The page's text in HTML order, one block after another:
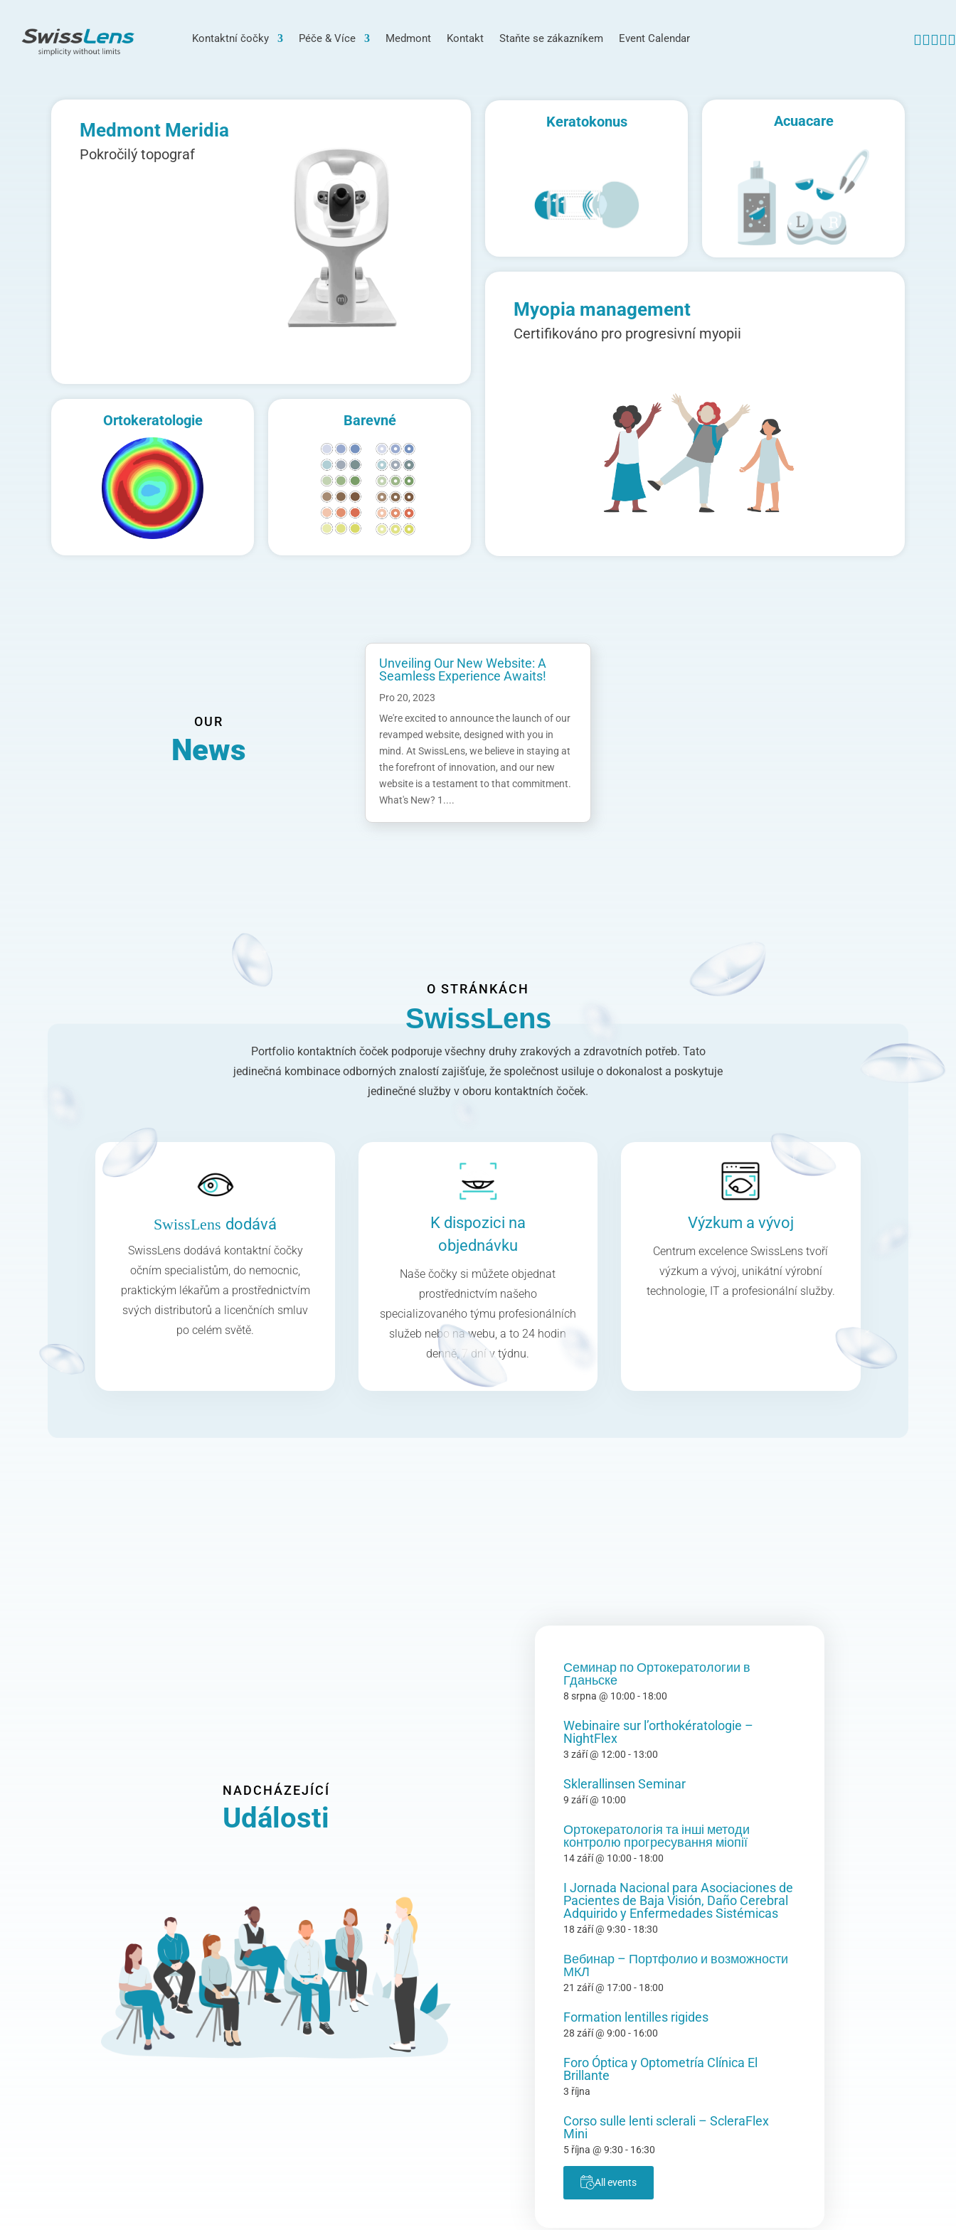
Kontaktní čočky Péče & Více Medmont Kontakt Staňte se zákazníkem Event Calendar 
Medmont Meridia
Pokročilý topograf
Ortokeratologie Barevné
Keratokonus Acuacare
Myopia management
Certifikováno pro progresivní myopii
OUR
News
Unveiling Our New Website: A
Seamless Experience Awaits!
Pro 20, 2023
We're excited to announce the launch of our
revamped website, designed with you in
mind. At SwissLens, we believe in staying at
the forefront of innovation, and our new
website is a testament to that commitment.
What's New? 1....
O STRÁNKÁCH
SwissLens
Portfolio kontaktních čoček podporuje všechny druhy zrakových a zdravotních potřeb. Tato
jedinečná kombinace odborných znalostí zajišťuje, že společnost usiluje o dokonalost a poskytuje
jedinečné služby v oboru kontaktních čoček.
SwissLens dodává
SwissLens dodává kontaktní čočky
očním specialistům, do nemocnic,
praktickým lékařům a prostřednictvím
svých distributorů a licenčních smluv
po celém světě.
K dispozici na
objednávku
Naše čočky si můžete objednat
prostřednictvím našeho
specializovaného týmu profesionálních
služeb nebo na webu, a to 24 hodin
denně, 7 dní v týdnu.
Výzkum a vývoj
Centrum excelence SwissLens tvoří
výzkum a vývoj, unikátní výrobní
technologie, IT a profesionální služby.
NADCHÁZEJÍCÍ
Události
Семинар по Ортокератологии в
Гданьске
8 srpna @ 10:00 - 18:00
Webinaire sur l’orthokératologie –
NightFlex
3 září @ 12:00 - 13:00
Sklerallinsen Seminar
9 září @ 10:00
Ортокератологія та інші методи
контролю прогресування міопії
14 září @ 10:00 - 18:00
I Jornada Nacional para Asociaciones de
Pacientes de Baja Visión, Daño Cerebral
Adquirido y Enfermedades Sistémicas
18 září @ 9:30 - 18:30
Вебинар – Портфолио и возможности
МКЛ
21 září @ 17:00 - 18:00
Formation lentilles rigides
28 září @ 9:00 - 16:00
Foro Óptica y Optometría Clínica El
Brillante
3 října
Corso sulle lenti sclerali – ScleraFlex
Mini
5 října @ 9:30 - 16:30
All events